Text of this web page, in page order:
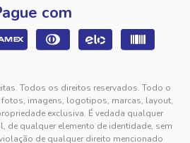
com
Todos os direitos reservados. Todo o
imagens, logotipos, marcas, layout,
exclusiva. É vedada qualquer
de qualquer elemento de identidade, sem
de qualquer direito mencionado